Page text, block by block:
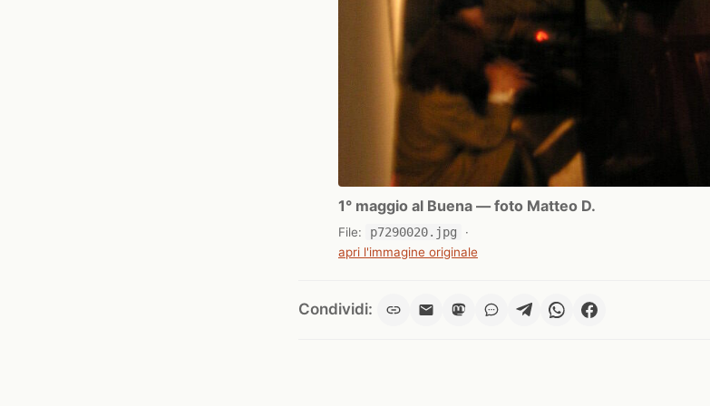
1° maggio al Buena — foto Matteo D.
File: p7290020.jpg
·
apri l'immagine originale
Condividi: